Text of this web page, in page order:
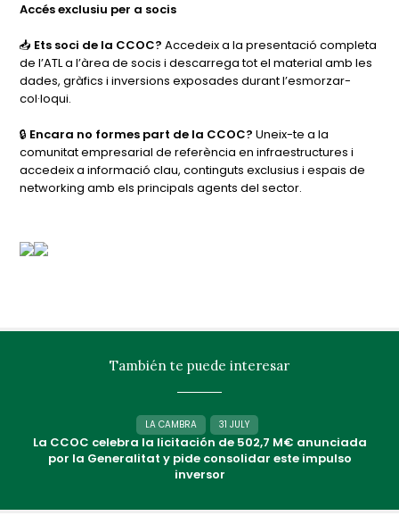
Accés exclusiu per a socis
📥 Ets soci de la CCOC? Accedeix a la presentació completa
de l’ATL a l’àrea de socis i descarrega tot el material amb les
dades, gràfics i inversions exposades durant l’esmorzar-
col·loqui.
🔒 Encara no formes part de la CCOC? Uneix-te a la
comunitat empresarial de referència en infraestructures i
accedeix a informació clau, continguts exclusius i espais de
networking amb els principals agents del sector.
También te puede interesar
LA CAMBRA 31 JULY
La CCOC celebra la licitación de 502,7 M€ anunciada
por la Generalitat y pide consolidar este impulso
inversor